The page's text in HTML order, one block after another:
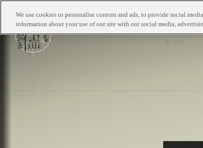
TOP
トップ
We use cookies to personalise content and ads, to provide social
information about your use of our site with our social media,